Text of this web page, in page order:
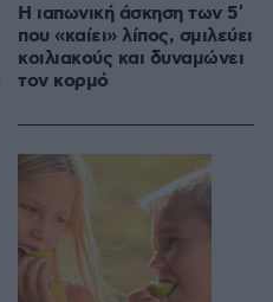
Η ιαπωνική άσκηση των 5′
που «καίει» λίπος, σμιλεύει
κοιλιακούς και δυναμώνει
τον κορμό